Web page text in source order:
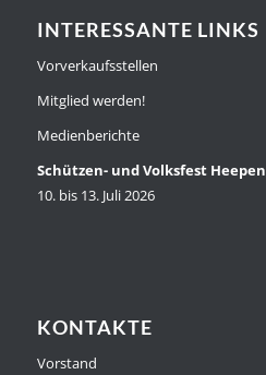
INTERESSANTE LINKS
Vorverkaufsstellen
Mitglied werden!
Medienberichte
Schützen- und Volksfest Heepen
10. bis 13. Juli 2026
KONTAKTE
Vorstand